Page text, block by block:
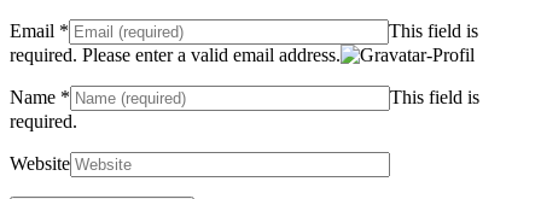
Email *
This field is
required. Please enter a valid email address.
Name *
This field is
required.
Website